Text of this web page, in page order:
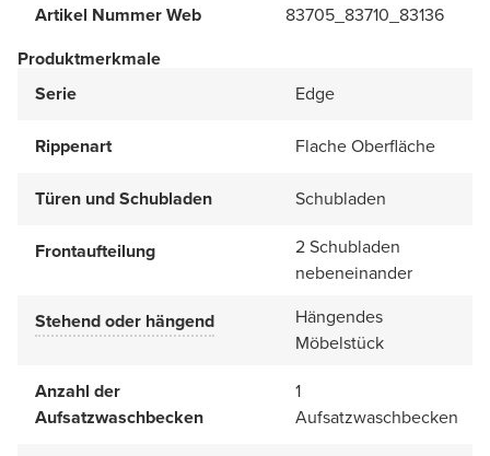
Artikel Nummer Web
83705_83710_83136
Produktmerkmale
Serie
Edge
Rippenart Flache Oberfläche
Türen und Schubladen Schubladen
Frontaufteilung
2 Schubladen
nebeneinander
Stehend oder hängend
Hängendes
Möbelstück
Anzahl der
Aufsatzwaschbecken
1
Aufsatzwaschbecken